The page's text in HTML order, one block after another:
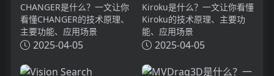
CHANGER是什么？一文让你
看懂CHANGER的技术原理、
主要功能、应用场景
2025-04-05
Kiroku是什么？一文让你看懂
Kiroku的技术原理、主要功
能、应用场景
2025-04-05